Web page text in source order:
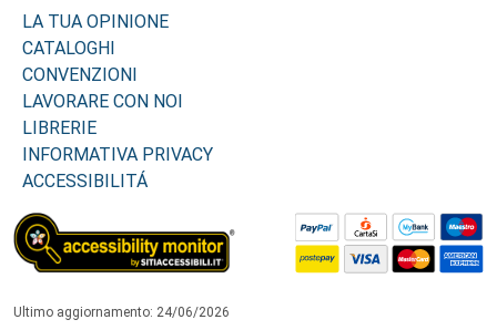
LA TUA OPINIONE
CATALOGHI
CONVENZIONI
LAVORARE CON NOI
LIBRERIE
INFORMATIVA PRIVACY
ACCESSIBILITÁ
Ultimo aggiornamento: 24/06/2026